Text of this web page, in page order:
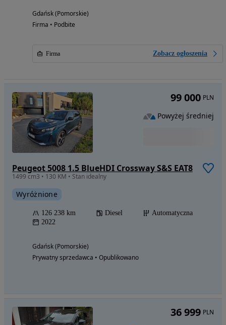
Gdańsk (Pomorskie)
Firma • Podbite
Firma Zobacz ogłoszenia
Peugeot 5008 1.5 BlueHDI Crossway S&S EAT8
1499 cm3 • 130 KM • Stan idealny
Wyróżnione
126 238 km Diesel
Automatyczna
2022
Gdańsk (Pomorskie)
Prywatny sprzedawca • Opublikowano
99 000 PLN
Powyżej średniej
36 999 PLN